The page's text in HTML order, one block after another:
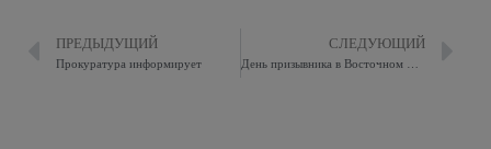
ПРЕДЫДУЩИЙ
Прокуратура информирует
СЛЕДУЮЩИЙ